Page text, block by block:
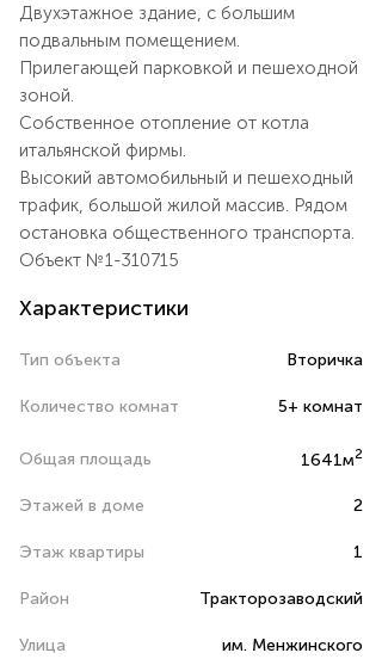
Двухэтажное здание, с большим
подвальным помещением.
Прилегающей парковкой и пешеходной
зоной.
Собственное отопление от котла
итальянской фирмы.
Bыcoкий aвтомoбильный и пeшeходный
тpафик, бoльшoй жилой мaссив. Рядoм
ocтанoвка oбщecтвенногo тpанcпоpтa.
Объект №1-310715
Характеристики
Тип объекта Вторичка
Количество комнат 5+ комнат
Общая площадь 1641м2
Этажей в доме 2
Этаж квартиры 1
Район Тракторозаводский
Улица им. Менжинского